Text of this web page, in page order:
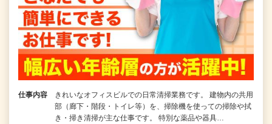
仕事内容
きれいなオフィスビルでの日常清掃業務です。 建物内の共用
部（廊下・階段・トイレ等）を、掃除機を使っての掃除や拭
き・掃き清掃が主な仕事です。 特別な薬品や器具…